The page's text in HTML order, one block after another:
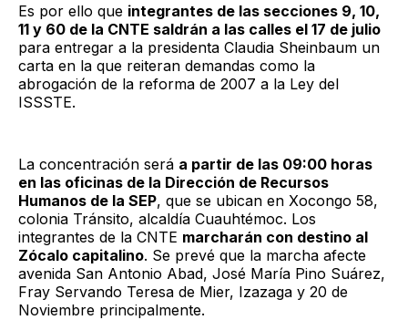
Es por ello que integrantes de las secciones 9, 10,
11 y 60 de la CNTE saldrán a las calles el 17 de julio
para entregar a la presidenta Claudia Sheinbaum un
carta en la que reiteran demandas como la
abrogación de la reforma de 2007 a la Ley del
ISSSTE.
La concentración será a partir de las 09:00 horas
en las oficinas de la Dirección de Recursos
Humanos de la SEP, que se ubican en Xocongo 58,
colonia Tránsito, alcaldía Cuauhtémoc. Los
integrantes de la CNTE marcharán con destino al
Zócalo capitalino. Se prevé que la marcha afecte
avenida San Antonio Abad, José María Pino Suárez,
Fray Servando Teresa de Mier, Izazaga y 20 de
Noviembre principalmente.